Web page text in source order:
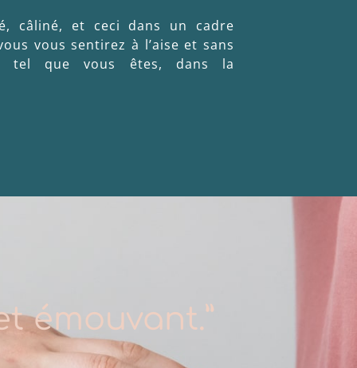
câliné, et ceci dans un cadre
vous sentirez à l’aise et sans
tel que vous êtes, dans la
émouvant.”